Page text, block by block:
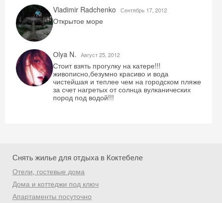
Vladimir Radchenko
Сентябрь 17, 2012
Открытое море
Оlya N. Август 25, 2012
Стоит взять прогулку на катере!!!
живописно,безумно красиво и вода
чистейшая и теплее чем на городском пляже
за счет нагретых от солнца вулканических
пород под водой!!!
Снять жилье для отдыха в Коктебеле
Отели, гостевые дома
Дома и коттеджи под ключ
Апартаменты посуточно